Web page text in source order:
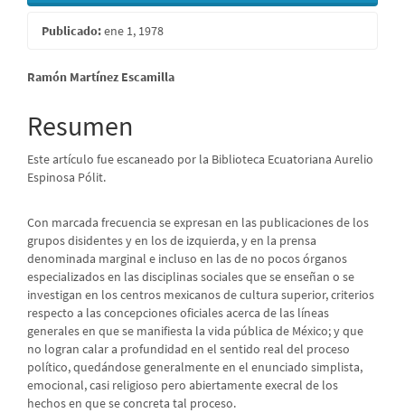
Publicado:ene 1, 1978
Contenido
principal
del
artículo
Ramón Martínez Escamilla
Resumen
Este artículo fue escaneado por la Biblioteca Ecuatoriana Aurelio
Espinosa Pólit.
Con marcada frecuencia se expresan en las publicaciones de los
grupos disidentes y en los de izquierda, y en la prensa
denominada marginal e incluso en las de no pocos órganos
especializados en las disciplinas sociales que se enseñan o se
investigan en los centros mexicanos de cultura superior, criterios
respecto a las concepciones oficiales acerca de las líneas
generales en que se manifiesta la vida pública de México; y que
no logran calar a profundidad en el sentido real del proceso
político, quedándose generalmente en el enunciado simplista,
emocional, casi religioso pero abiertamente execral de los
hechos en que se concreta tal proceso.